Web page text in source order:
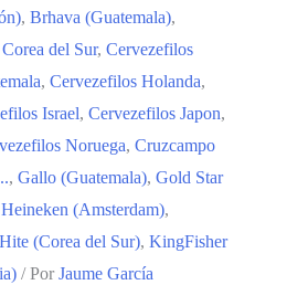
, Brhava (Guatemala),
del Sur, Cervezefilos
, Cervezefilos Holanda,
Israel, Cervezefilos Japon,
Noruega, Cruzcampo
, Gallo (Guatemala), Gold Star
Heineken (Amsterdam),
Hite (Corea del Sur), KingFisher
/ Por Jaume García